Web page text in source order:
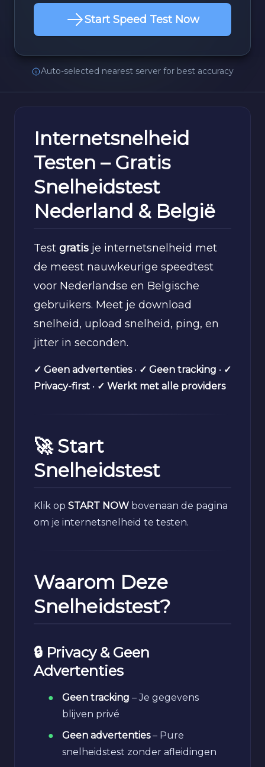
Start Speed Test Now
Auto-selected nearest server for best accuracy
Internetsnelheid
Testen – Gratis
Snelheidstest
Nederland & België
Test gratis je internetsnelheid met
de meest nauwkeurige speedtest
voor Nederlandse en Belgische
gebruikers. Meet je download
snelheid, upload snelheid, ping, en
jitter in seconden.
✓ Geen advertenties• ✓ Geen tracking • ✓
Privacy-first • ✓ Werkt met alle providers
🚀 Start
Snelheidstest
Klik op START NOW bovenaan de pagina
om je internetsnelheid te testen.
Waarom Deze
Snelheidstest?
🔒 Privacy & Geen
Advertenties
Geen tracking – Je gegevens
blijven privé
Geen advertenties– Pure
snelheidstest zonder afleidingen